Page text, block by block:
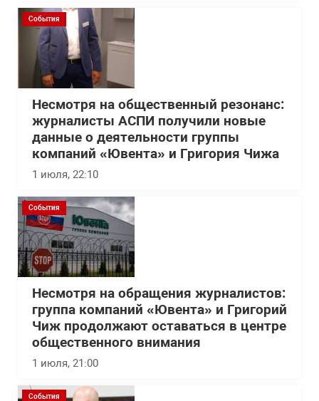
События
Несмотря на общественный резонанс:
журналисты АСПИ получили новые
данные о деятельности группы
компаний «Ювента» и Григория Чижа
1 июля, 22:10
События
Несмотря на обращения журналистов:
группа компаний «Ювента» и Григорий
Чиж продолжают оставаться в центре
общественного внимания
1 июля, 21:00
События